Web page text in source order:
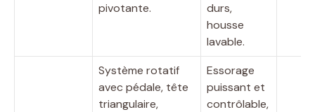
pivotante.
durs,
housse
lavable.
Système rotatif
avec pédale, tête
triangulaire,
Essorage
puissant et
contrôlable,